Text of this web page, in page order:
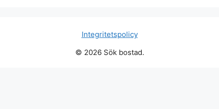
Integritetspolicy
© 2026 Sök bostad.